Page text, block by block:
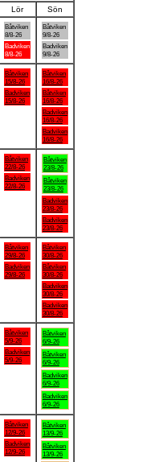
Lör
Sön
Båtviken
8/8-26
Badviken
8/8-26
Båtviken
9/8-26
Badviken
9/8-26
Båtviken
15/8-26
Badviken
15/8-26
Båtviken
16/8-26
Båtviken
16/8-26
Badviken
16/8-26
Badviken
16/8-26
Båtviken
22/8-26
Badviken
22/8-26
Båtviken
23/8-26
Båtviken
23/8-26
Badviken
23/8-26
Badviken
23/8-26
Båtviken
29/8-26
Badviken
29/8-26
Båtviken
30/8-26
Båtviken
30/8-26
Badviken
30/8-26
Badviken
30/8-26
Båtviken
5/9-26
Badviken
5/9-26
Båtviken
6/9-26
Båtviken
6/9-26
Badviken
6/9-26
Badviken
6/9-26
Båtviken
12/9-26
Badviken
12/9-26
Båtviken
13/9-26
Båtviken
13/9-26